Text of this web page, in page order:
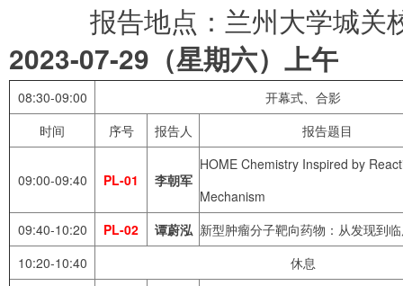
报告地点：兰州大学城关
2023-07-29 （星期六）上午
08:30-09:00
开幕式、合影
时间
序号 报告人 报告题目
09:00-09:40 PL-01 李朝军
HOME Chemistry Inspired by
Mechanism
09:40-10:20
PL-02 谭蔚泓 新型肿瘤分子靶向药物：从发现到
10:20-10:40
休息